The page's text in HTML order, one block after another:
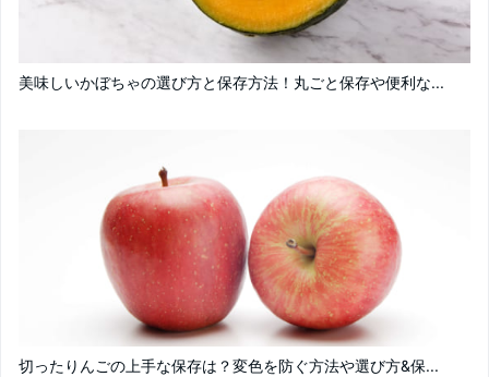
美味しいかぼちゃの選び方と保存方法！丸ごと保存や便利な...
切ったりんごの上手な保存は？変色を防ぐ方法や選び方&保...